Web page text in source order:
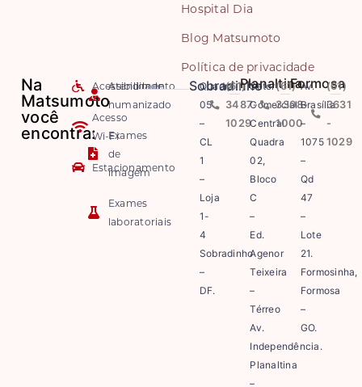
Hospital Dia
Blog Matsumoto
Política de privacidade
Na
Matsumoto
você
encontra:
Acessibilidade
Acesso
Wi-Fi
Estacionamento
Atendimento
humanizado
Exames
de
imagem
Exames
laboratoriais
Sobradinho
Quadra
05
–
CL
1
–
Loja
1-
4
Sobradinho
–
DF.
(61)
3487-
1029
Planaltina
Setor
Comercial
Central
Quadra
02,
Bloco
C
–
Ed.
Agenor
Teixeira
–
Térreo
Av.
Independência.
Planaltina
–
(61)
3308-
1000
Formosa
Av.
Brasília
–
1075
–
Qd
47
–
Lote
21.
Formosinha,
Formosa
–
GO.
(61)
3631
-
1029